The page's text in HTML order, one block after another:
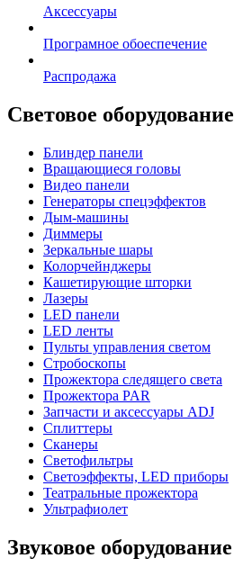
Аксессуары
Програмное обоеспечение
Распродажа
Световое оборудование
Блиндер панели
Вращающиеся головы
Видео панели
Генераторы спецэффектов
Дым-машины
Диммеры
Зеркальные шары
Колорчейнджеры
Кашетирующие шторки
Лазеры
LED панели
LED ленты
Пульты управления светом
Стробоскопы
Прожектора следящего света
Прожектора PAR
Запчасти и аксессуары ADJ
Сплиттеры
Сканеры
Светофильтры
Светоэффекты, LED приборы
Театральные прожектора
Ультрафиолет
Звуковое оборудование